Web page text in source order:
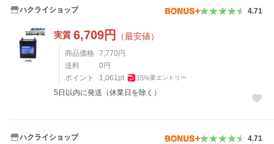
ハクライショップ 4.71
実質 6,709円 （最安値）
商品価格 7,770 円
送料
0 円
ポイント
1,061pt 15%要エントリー
5日以内に発送（休業日を除く）
ハクライショップ 4.71